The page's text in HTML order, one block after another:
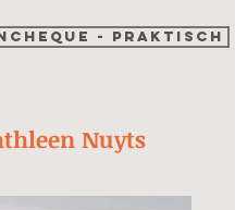
- PRAKTISCH
Nuyts